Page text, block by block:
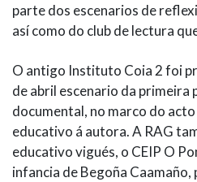
parte dos escenarios de
así como do club de lectura
O antigo Instituto Coia 2 foi
de abril escenario da primeira
documental, no marco do
educativo á autora. A RAG
educativo vigués, o CEIP O
infancia de Begoña